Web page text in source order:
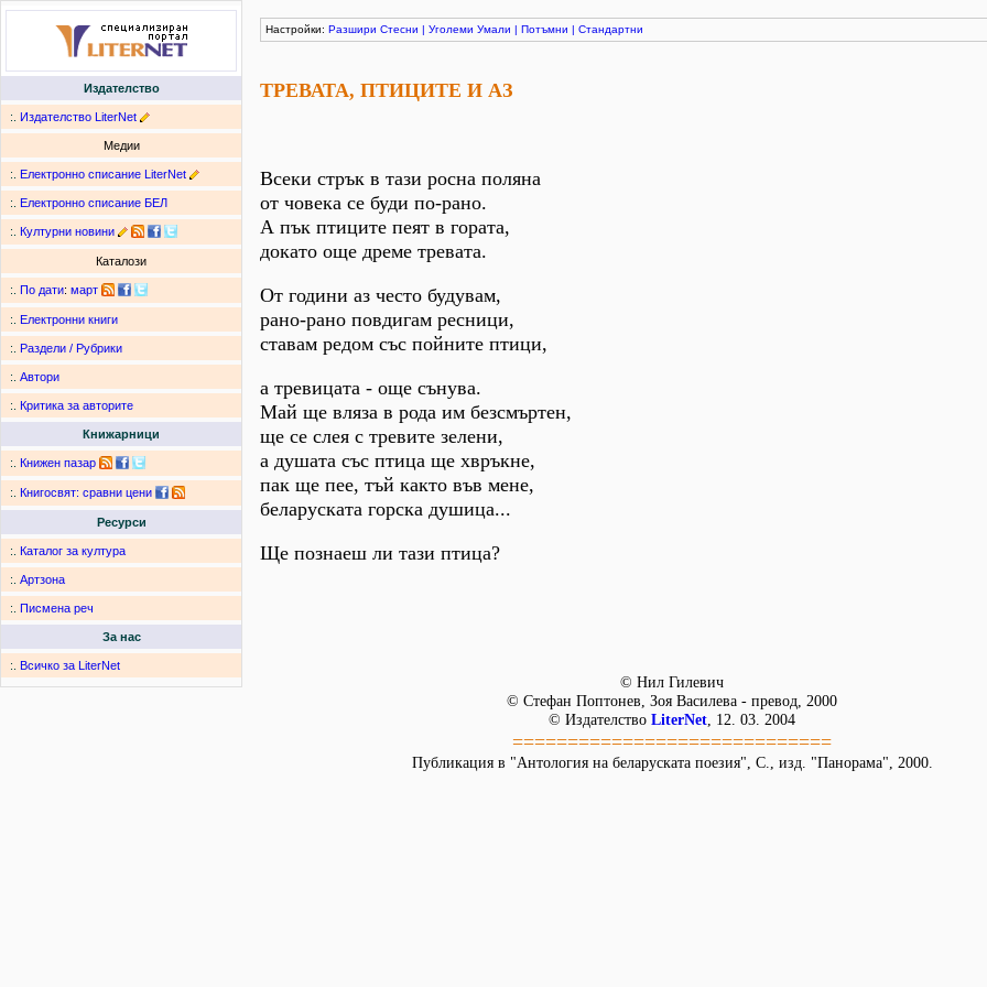
Издателство
:. Издателство LiterNet
Медии
:. Електронно списание LiterNet
:. Електронно списание БЕЛ
:. Културни новини
Каталози
:. По дати: март
:. Електронни книги
:. Раздели / Рубрики
:. Автори
:. Критика за авторите
Книжарници
:. Книжен пазар
:. Книгосвят: сравни цени
Ресурси
:. Каталог за култура
:. Артзона
:. Писмена реч
За нас
:. Всичко за LiterNet
Настройки: Разшири Стесни | Уголеми Умали | Потъмни | Стандартни
ТРЕВАТА, ПТИЦИТЕ И АЗ
Всеки стрък в тази росна поляна
от човека се буди по-рано.
А пък птиците пеят в гората,
докато още дреме тревата.
От години аз често будувам,
рано-рано повдигам ресници,
ставам редом със пойните птици,
а тревицата - още сънува.
Май ще вляза в рода им безсмъртен,
ще се слея с тревите зелени,
а душата със птица ще хвръкне,
пак ще пее, тъй както във мене,
беларуската горска душица...
Ще познаеш ли тази птица?
© Нил Гилевич
© Стефан Поптонев, Зоя Василева - превод, 2000
© Издателство LiterNet, 12. 03. 2004
=============================
Публикация в "Антология на беларуската поезия", С., изд. "Панорама", 2000.